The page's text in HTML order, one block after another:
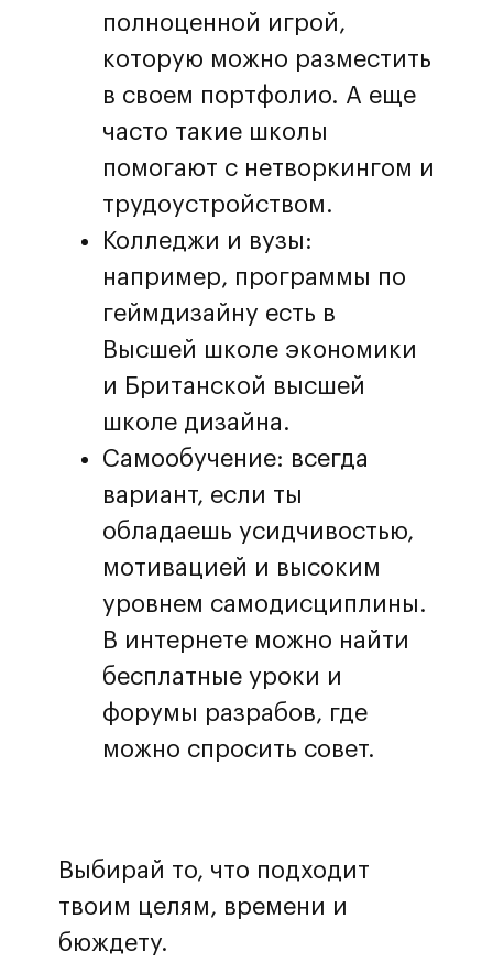
полноценной игрой,
которую можно разместить
в своем портфолио. А еще
часто такие школы
помогают с нетворкингом и
трудоустройством.
Колледжи и вузы:
например, программы по
геймдизайну есть в
Высшей школе экономики
и Британской высшей
школе дизайна.
Самообучение: всегда
вариант, если ты
обладаешь усидчивостью,
мотивацией и высоким
уровнем самодисциплины.
В интернете можно найти
бесплатные уроки и
форумы разрабов, где
можно спросить совет.
Выбирай то, что подходит
твоим целям, времени и
бюждету.